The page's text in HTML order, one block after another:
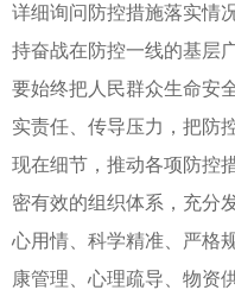
详细询问防控措施落实情
持奋战在防控一线的基层
要始终把人民群众生命安
实责任、传导压力，把防
现在细节，推动各项防控
密有效的组织体系，充分
心用情、科学精准、严格
康管理、心理疏导、物资